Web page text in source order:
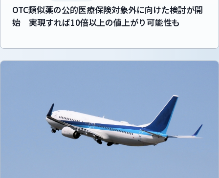
OTC類似薬の公的医療保険対象外に向けた検討が開
始 実現すれば10倍以上の値上がり可能性も